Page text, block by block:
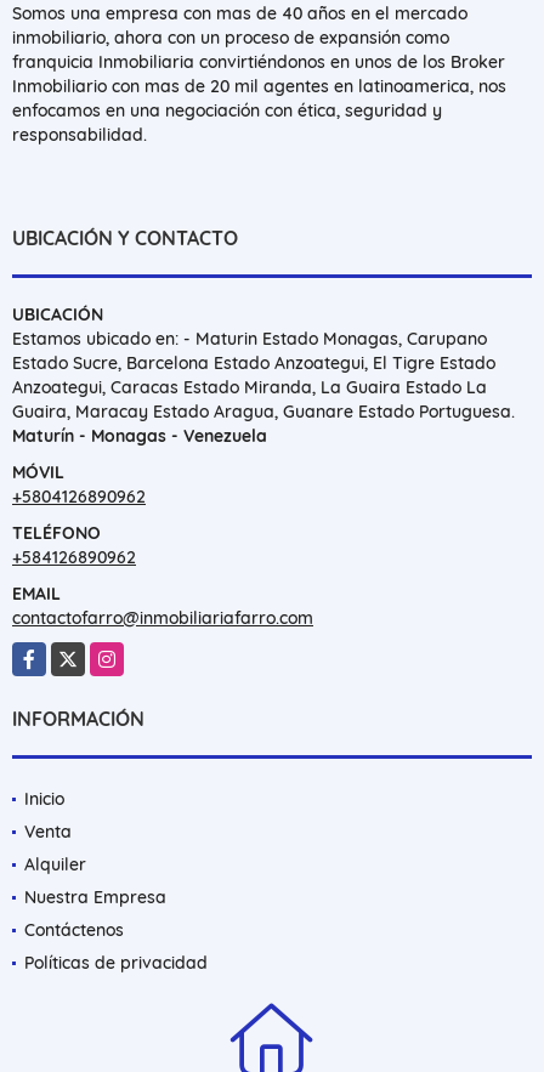
Somos una empresa con mas de 40 años en el mercado
inmobiliario, ahora con un proceso de expansión como
franquicia Inmobiliaria convirtiéndonos en unos de los Broker
Inmobiliario con mas de 20 mil agentes en latinoamerica, nos
enfocamos en una negociación con ética, seguridad y
responsabilidad.
UBICACIÓN Y CONTACTO
UBICACIÓN
Estamos ubicado en: - Maturin Estado Monagas, Carupano
Estado Sucre, Barcelona Estado Anzoategui, El Tigre Estado
Anzoategui, Caracas Estado Miranda, La Guaira Estado La
Guaira, Maracay Estado Aragua, Guanare Estado Portuguesa.
Maturín - Monagas - Venezuela
MÓVIL
+5804126890962
TELÉFONO
+584126890962
EMAIL
contactofarro@inmobiliariafarro.com
Facebook
X Instagram
INFORMACIÓN
Inicio
Venta
Alquiler
Nuestra Empresa
Contáctenos
Políticas de privacidad